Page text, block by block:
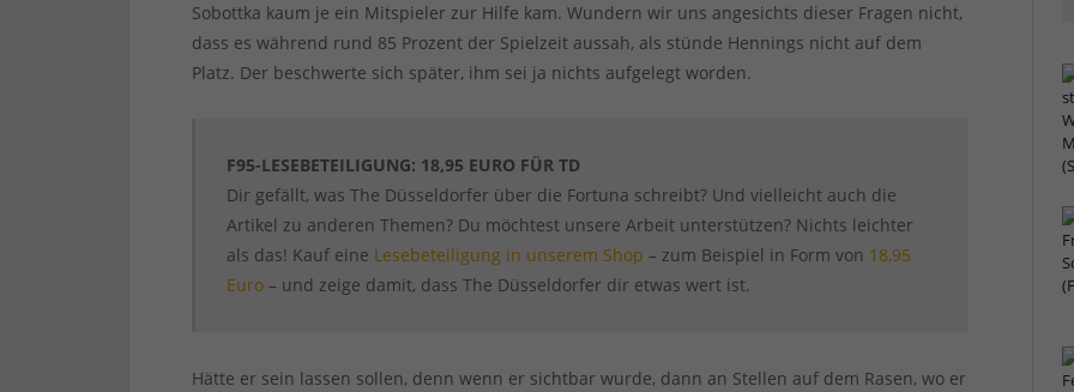
Sobottka kaum je ein Mitspieler zur Hilfe kam. Wundern wir uns angesichts dieser Fragen nicht,
dass es während rund 85 Prozent der Spielzeit aussah, als stünde Hennings nicht auf dem
Platz. Der beschwerte sich später, ihm sei ja nichts aufgelegt worden.
F95-LESEBETEILIGUNG: 18,95 EURO FÜR TD
Dir gefällt, was The Düsseldorfer über die Fortuna schreibt? Und vielleicht auch die
Artikel zu anderen Themen? Du möchtest unsere Arbeit unterstützen? Nichts leichter
als das! Kauf eine Lesebeteiligung in unserem Shop – zum Beispiel in Form von 18,95
Euro – und zeige damit, dass The Düsseldorfer dir etwas wert ist.
Hätte er sein lassen sollen, denn wenn er sichtbar wurde, dann an Stellen auf dem Rasen, wo er